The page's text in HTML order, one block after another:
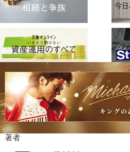
著者